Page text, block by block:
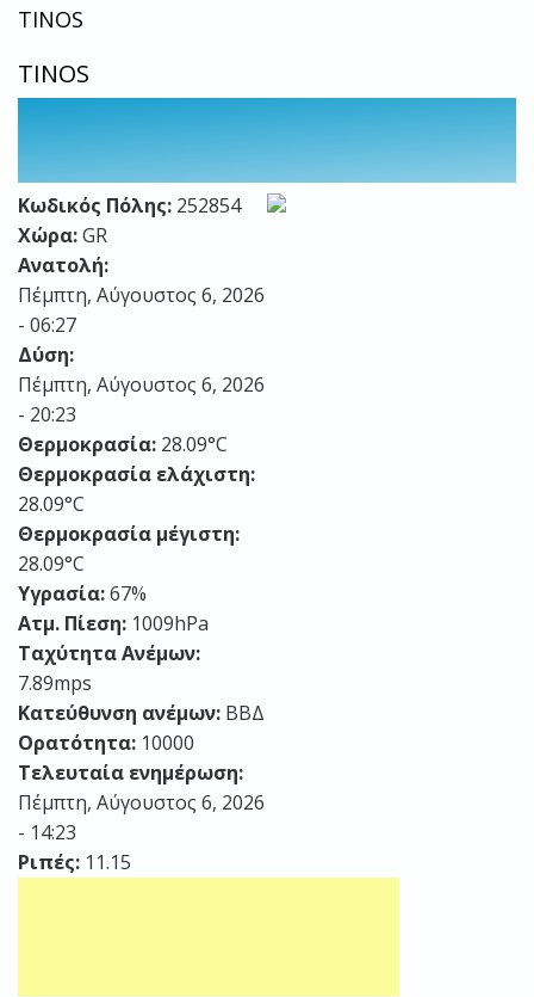
TINOS
TINOS
Κωδικός Πόλης: 252854
Χώρα:GR
Ανατολή:
Πέμπτη, Αύγουστος 6, 2026
- 06:27
Δύση:
Πέμπτη, Αύγουστος 6, 2026
- 20:23
Θερμοκρασία: 28.09°C
Θερμοκρασία ελάχιστη:
28.09°C
Θερμοκρασία μέγιστη:
28.09°C
Υγρασία:67%
Ατμ. Πίεση: 1009hPa
Ταχύτητα Ανέμων:
7.89mps
Κατεύθυνση ανέμων: ΒΒΔ
Ορατότητα: 10000
Τελευταία ενημέρωση:
Πέμπτη, Αύγουστος 6, 2026
- 14:23
Ριπές: 11.15